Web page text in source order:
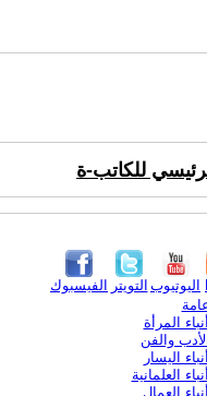
للكاتب-ة
الفيسبوك التويتر اليوتيوب
المرأة
والفن
اليسار
العلمانية
العمال